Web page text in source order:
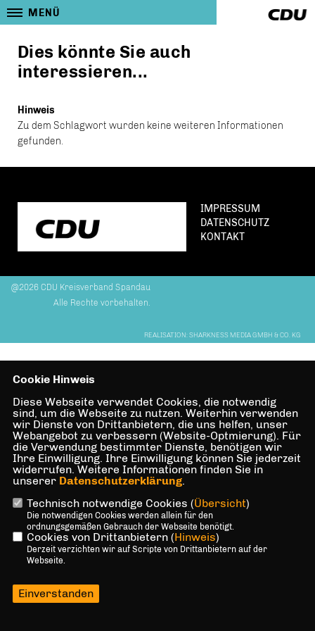
MENÜ
Dies könnte Sie auch
interessieren...
Hinweis
Zu dem Schlagwort wurden keine weiteren Informationen
gefunden.
IMPRESSUM
DATENSCHUTZ
KONTAKT
@2026 CDU Kreisverband Spandau
Alle Rechte vorbehalten.
REALISATION: SHARKNESS MEDIA GMBH & CO. KG
Cookie Hinweis
Diese Webseite verwendet Cookies, die notwendig
sind, um die Webseite zu nutzen. Weiterhin verwenden
wir Dienste von Drittanbietern, die uns helfen, unser
Webangebot zu verbessern (Website-Optmierung). Für
die Verwendung bestimmter Dienste, benötigen wir
Ihre Einwilligung. Ihre Einwilligung können Sie jederzeit
widerrufen. Weitere Informationen finden Sie in
unserer Datenschutzerklärung.
Technisch notwendige Cookies (Übersicht)
Die notwendigen Cookies werden allein für den
ordnungsgemäßen Gebrauch der Webseite benötigt.
Cookies von Drittanbietern (Hinweis)
Derzeit verzichten wir auf Scripte von Drittanbietern auf der
Webseite.
Einverstanden